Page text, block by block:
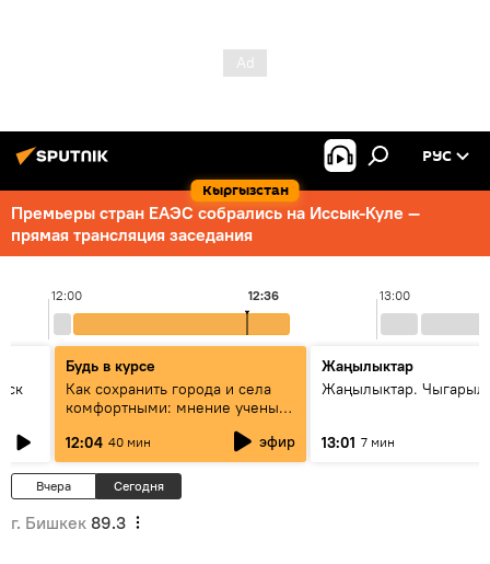
Кыргызстан
РУС
Премьеры стран ЕАЭС собрались на Иссык-Куле —
прямая трансляция заседания
12:00 13:00
12:36
Будь в курсе
Как сохранить города и села
комфортными: мнение ученых
12:04 40 мин эфир
Жаңылыктар
Жаңылыктар.
13:01 7 мин
Вчера Сегодня
г. Бишкек 89.3